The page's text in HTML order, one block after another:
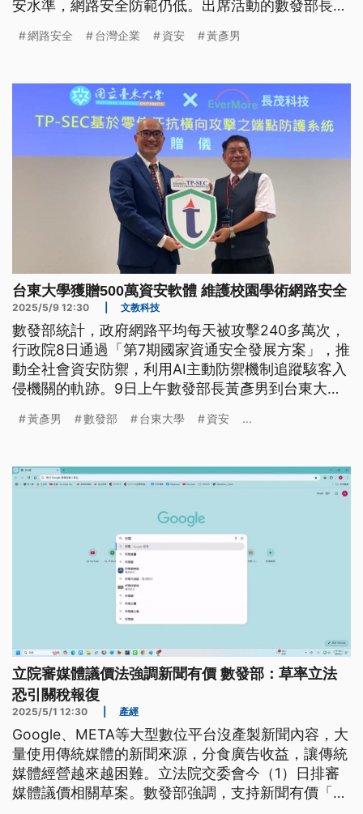
安水準，網路安全防範仍低。出席活動的數發部長黃
網路安全 台灣企業 資安 黃彥男
台東大學獲贈500萬資安軟體 維護校園學術網路安全
2025/5/9 12:30 文教科技
數發部統計，政府網路平均每天被攻擊240多萬次，
行政院8日通過「第7期國家資通安全發展方案」，推
動全社會資安防禦，利用AI主動防禦機制追蹤駭客入
侵機關的軌跡。9日上午數發部長黃彥男到台東大學
力，轉向AI主動偵測才能預測可能的攻擊進行預防，
黃彥男 數發部 台東大學 資安 ...
立院審媒體議價法強調新聞有價 數發部：草率立法
恐引關稅報復
2025/5/1 12:30 產經
Google、META等大型數位平台沒產製新聞內容，大
量使用傳統媒體的新聞來源，分食廣告收益，讓傳統
媒體經營越來越困難。立法院交委會今（1）日排審
媒體議價相關草案。數發部強調，支持新聞有價「核